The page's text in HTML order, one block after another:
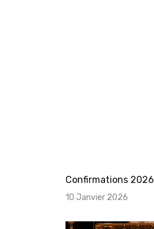
Confirmations 2026
10 Janvier 2026